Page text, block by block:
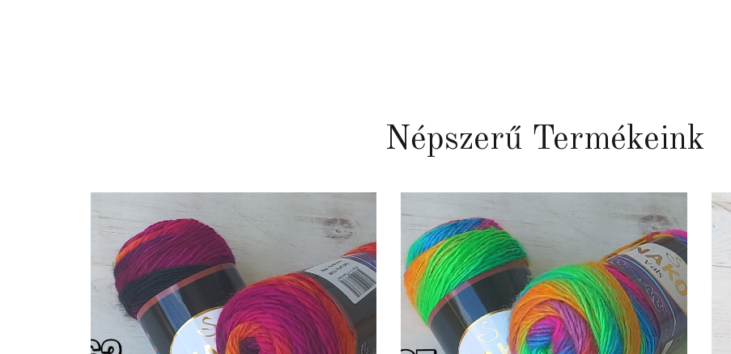
Népszerű Termékeink